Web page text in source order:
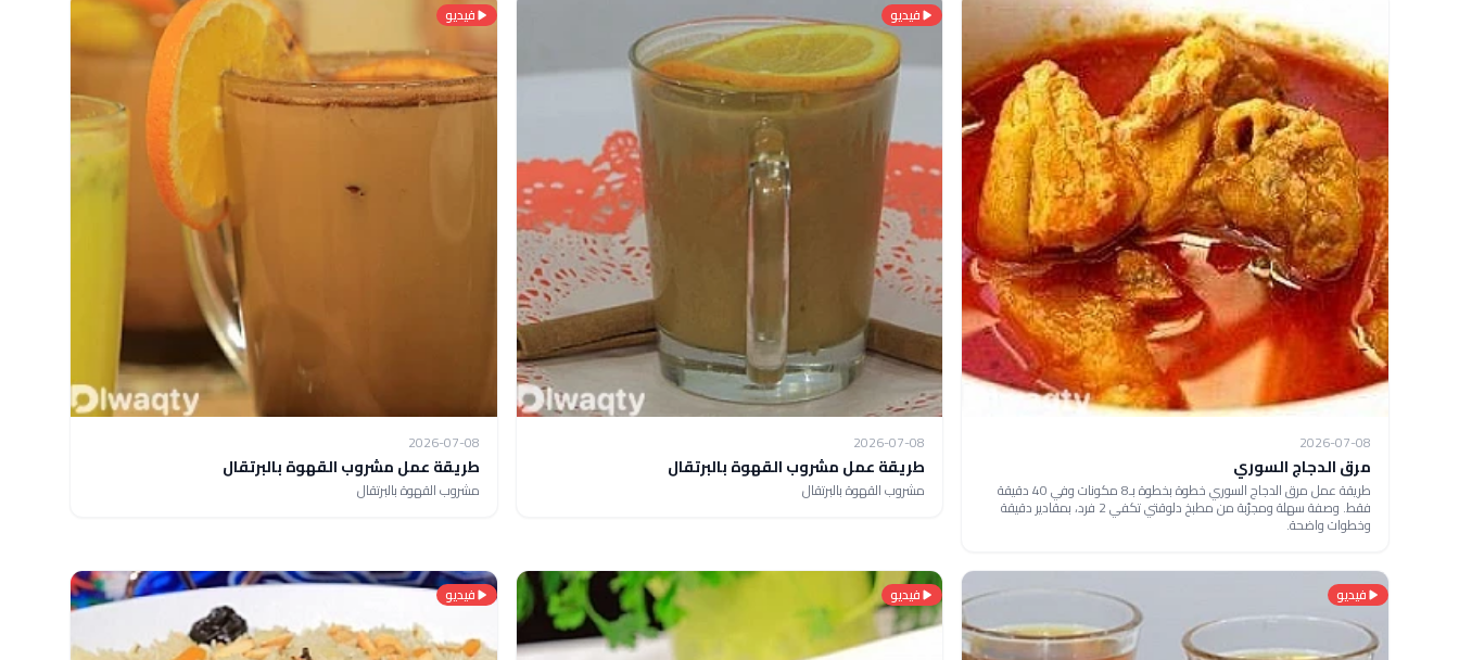
2026-07-08
مرق الدجاج السوري
طريقة عمل مرق الدجاج السوري خطوة بخطوة بـ8 مكونات وفي 40 دقيقة
فقط. وصفة سهلة ومجرّبة من مطبخ دلوقتي تكفي 2 فرد، بمقادير دقيقة
وخطوات واضحة.
فيديو
2026-07-08
طريقة عمل مشروب القهوة بالبرتقال
مشروب القهوة بالبرتقال
فيديو
2026-07-08
طريقة عمل مشروب القهوة بالبرتقال
مشروب القهوة بالبرتقال
فيديو فيديو فيديو